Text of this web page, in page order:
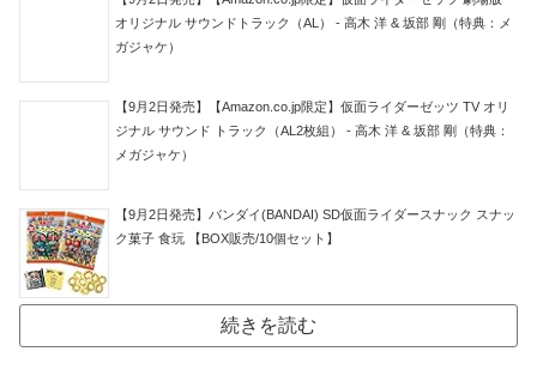
オリジナル サウンドトラック（AL） - 高木 洋 & 坂部 剛（特典：メ
ガジャケ）
【9月2日発売】【Amazon.co.jp限定】仮面ライダーゼッツ TV オリ
ジナル サウンド トラック（AL2枚組） - 高木 洋 & 坂部 剛（特典：
メガジャケ）
【9月2日発売】バンダイ(BANDAI) SD仮面ライダースナック スナッ
ク菓子 食玩 【BOX販売/10個セット】
続きを読む